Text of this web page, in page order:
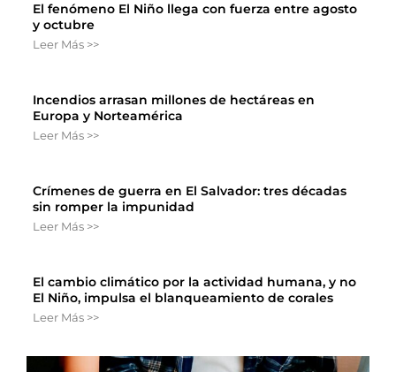
El fenómeno El Niño llega con fuerza entre agosto
y octubre
Leer Más >>
Incendios arrasan millones de hectáreas en
Europa y Norteamérica
Leer Más >>
Crímenes de guerra en El Salvador: tres décadas
sin romper la impunidad
Leer Más >>
El cambio climático por la actividad humana, y no
El Niño, impulsa el blanqueamiento de corales
Leer Más >>